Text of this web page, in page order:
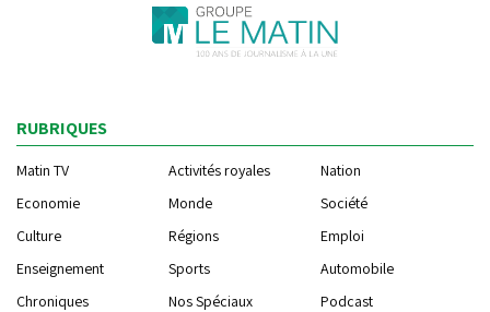
RUBRIQUES
Matin TV Activités royales
Nation
Economie
Monde
Société
Culture
Régions
Emploi
Enseignement
Sports
Automobile
Chroniques
Nos Spéciaux Podcast